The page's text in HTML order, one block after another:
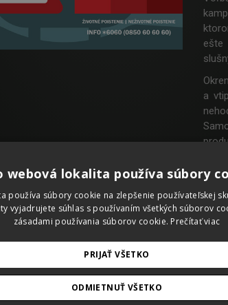
ešte
a
sme
než
Vo
webová lokalita používa súbory
používa súbory cookie na zlepšenie používateľskej
vyjadrujete súhlas s používaním všetkých súborov
zásadami používania súborov cookie. Prečítať viac
PRIJAŤ VŠETKO
ODMIETNUŤ VŠETKO